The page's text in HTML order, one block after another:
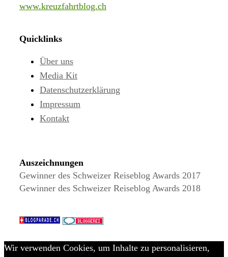
www.kreuzfahrtblog.ch
Quicklinks
Über uns
Media Kit
Datenschutzerklärung
Impressum
Kontakt
Auszeichnungen
Gewinner des Schweizer Reiseblog Awards 2017
Gewinner des Schweizer Reiseblog Awards 2018
Wir verwenden Cookies, um Inhalte zu personalisieren,